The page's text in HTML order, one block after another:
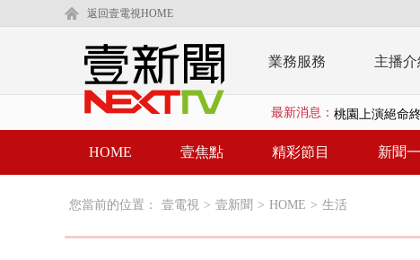
返回壹電視HOME
業務服務 主播介
最新消息： 桃園上演絕命
演哪齣？ 情
HOME 壹焦點 精彩節目 新聞
您當前的位置： 壹電視 > 壹新聞 > HOME > 生活